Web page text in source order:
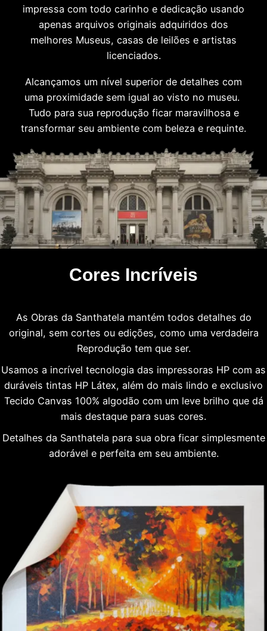
impressa com todo carinho e dedicação usando
apenas arquivos originais adquiridos dos
melhores Museus, casas de leilões e artistas
licenciados.
Alcançamos um nível superior de detalhes com
uma proximidade sem igual ao visto no museu.
Tudo para sua reprodução ficar maravilhosa e
transformar seu ambiente com beleza e requinte.
Cores Incríveis
As Obras da Santhatela mantém todos detalhes do
original, sem cortes ou edições, como uma verdadeira
Reprodução tem que ser.
Usamos a incrível tecnologia das impressoras HP com as
duráveis tintas HP Látex, além do mais lindo e exclusivo
Tecido Canvas 100% algodão com um leve brilho que dá
mais destaque para suas cores.
Detalhes da Santhatela para sua obra ficar simplesmente
adorável e perfeita em seu ambiente.